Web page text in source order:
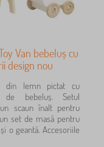
Van bebeluș cu
design nou
din lemn pictat cu
de bebeluș. Setul
scaun înalt pentru
set de masă pentru
o geantă. Accesoriile